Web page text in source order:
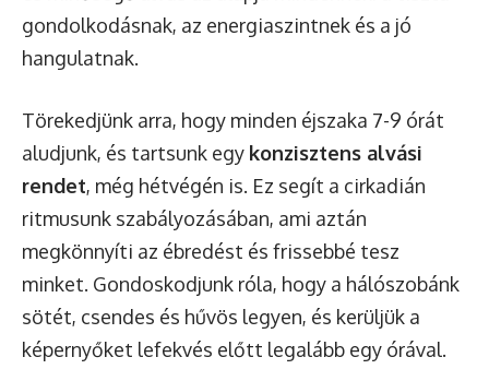
gondolkodásnak, az energiaszintnek és a jó
hangulatnak.
Törekedjünk arra, hogy minden éjszaka 7-9 órát
aludjunk, és tartsunk egy konzisztens alvási
rendet, még hétvégén is. Ez segít a cirkadián
ritmusunk szabályozásában, ami aztán
megkönnyíti az ébredést és frissebbé tesz
minket. Gondoskodjunk róla, hogy a hálószobánk
sötét, csendes és hűvös legyen, és kerüljük a
képernyőket lefekvés előtt legalább egy órával.